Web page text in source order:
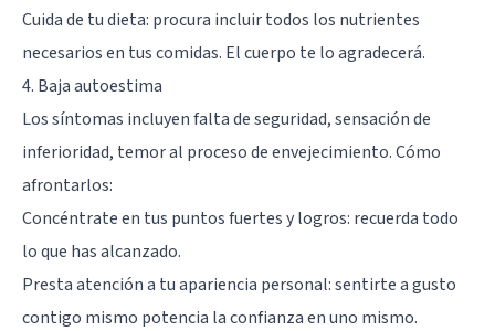
Cuida de tu dieta: procura incluir todos los nutrientes
necesarios en tus comidas. El cuerpo te lo agradecerá.
4. Baja autoestima
Los síntomas incluyen falta de seguridad, sensación de
inferioridad, temor al proceso de envejecimiento. Cómo
afrontarlos:
Concéntrate en tus puntos fuertes y logros: recuerda todo
lo que has alcanzado.
Presta atención a tu apariencia personal: sentirte a gusto
contigo mismo potencia la confianza en uno mismo.